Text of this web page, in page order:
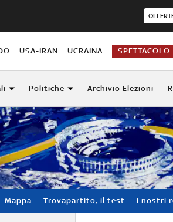
USA-IRAN UCRAINA SPETTACOLO
Politiche Archivio Elezioni
Mappa Trovapartito, il test I nostri